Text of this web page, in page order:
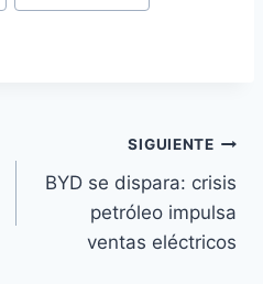
SIGUIENTE
BYD se dispara: crisis
petróleo impulsa
ventas eléctricos